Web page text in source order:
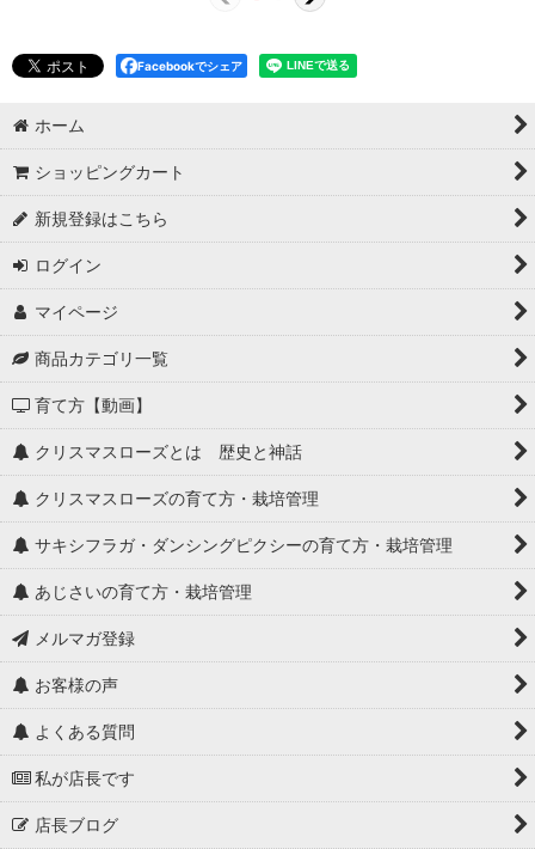
Facebookでシェア
ホーム
ショッピングカート
新規登録はこちら
ログイン
マイページ
商品カテゴリ一覧
育て方【動画】
クリスマスローズとは 歴史と神話
クリスマスローズの育て方・栽培管理
サキシフラガ・ダンシングピクシーの育て方・栽培管理
あじさいの育て方・栽培管理
メルマガ登録
お客様の声
よくある質問
私が店長です
店長ブログ